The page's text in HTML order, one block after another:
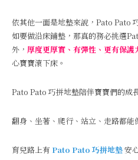
依其他一面是地墊來說，Pato Pato
如要做沿床鋪墊，那真的務必挑選
外， 厚度更厚實、有彈性、更有保護
心寶寶滾下床。
Pato Pato 巧拼地墊陪伴寶寶們的成
翻身、坐著、爬行、站立、走路都能
育兒路上有 Pato Pato 巧拼地墊安